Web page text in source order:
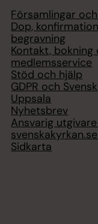
Församlingar
Dop,
begravning
Kontakt, bokning
medlemsservice
Stöd och hjälp
GDPR och
Uppsala
Nyhetsbrev
Ansvarig
Sidkarta